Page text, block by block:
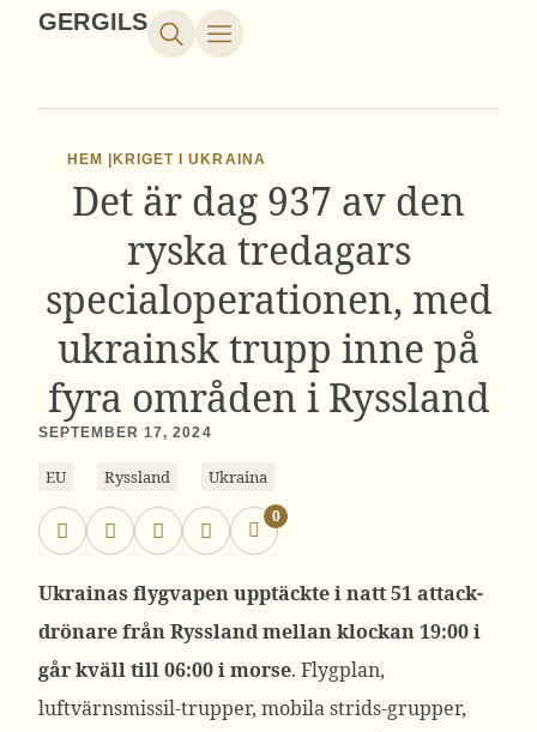
GERGILS
HEM | KRIGET I UKRAINA
Det är dag 937 av den
ryska tredagars
specialoperationen, med
ukrainsk trupp inne på
fyra områden i Ryssland
SEPTEMBER 17, 2024
EU Ryssland Ukraina
0
Ukrainas flygvapen upptäckte i natt 51 attack-
drönare från Ryssland mellan klockan 19:00 i
går kväll till 06:00 i morse. Flygplan,
luftvärnsmissil-trupper, mobila strids-grupper,